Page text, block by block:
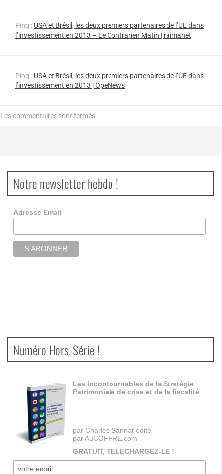
Ping : USA et Brésil, les deux premiers partenaires de l’UE dans
l’investissement en 2013 – Le Contrarien Matin | raimanet
Ping : USA et Brésil, les deux premiers partenaires de l’UE dans
l’investissement en 2013 | OpeNews
Les commentaires sont fermés.
Notre newsletter hebdo !
Adresse Email
Numéro Hors-Série !
Les incontournables de la Stratégie
Patrimoniale de crise et de la fiscalité
par Charles Sannat édité
par AuCOFFRE.com
GRATUIT, TELECHARGEZ-LE !